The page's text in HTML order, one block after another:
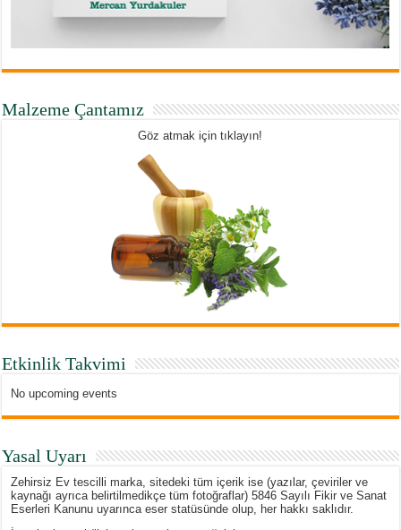
Malzeme Çantamız
Göz atmak için tıklayın!
Etkinlik Takvimi
No upcoming events
Yasal Uyarı
Zehirsiz Ev tescilli marka, sitedeki tüm içerik ise (yazılar, çeviriler ve
kaynağı ayrıca belirtilmedikçe tüm fotoğraflar) 5846 Sayılı Fikir ve Sanat
Eserleri Kanunu uyarınca eser statüsünde olup, her hakkı saklıdır.